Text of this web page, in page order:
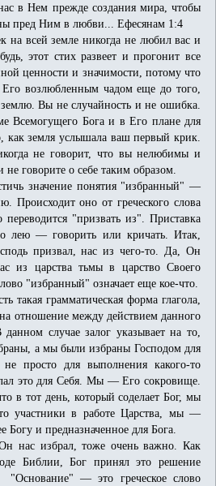
в Нем прежде создания мира, чтобы
пред Ним в любви... Ефесянам 1:4
всей земле никогда не любил вас и
этот стих развеет и прогонит все
ценности и значимости, потому что
возлюбленным чадом еще до того,
Вы не случайность и не ошибка.
Всемогущего Бога и в Его плане для
как земля услышала ваш первый крик.
не говорит, что вы нелюбимы и
говорите о себе таким образом.
значение понятия "избранный" —
Происходит оно от греческого слова
переводится "призвать из". Приставка
лею — говорить или кричать. Итак,
призвал, нас из чего-то. Да, Он
из царства тьмы в царство Своего
"избранный" означает еще кое-что.
грамматическая форма глагола,
отношение между действием данного
случае залог указывает на то,
а мы были избраны Господом для
просто для выполнения какого-то
это для Себя. Мы — Его сокровище.
в тот день, который соделает Бог, мы
участники в работе Царства, мы —
и предназначенное для Бога.
избрал, тоже очень важно. Как
Библии, Бог принял это решение
— это греческое слово